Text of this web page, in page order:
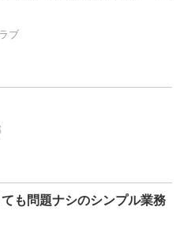
ブ
も問題ナシのシンプル業務